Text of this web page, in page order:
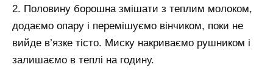
2. Половину борошна змішати з теплим молоком,
додаємо опару і перемішуємо вінчиком, поки не
вийде в’язке тісто. Миску накриваємо рушником і
залишаємо в теплі на годину.